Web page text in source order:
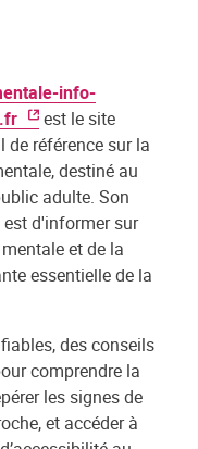
info-
est le site
de référence sur la
destiné au
adulte. Son
d'informer sur
et de la
essentielle de la
des conseils
comprendre la
les signes de
et accéder à